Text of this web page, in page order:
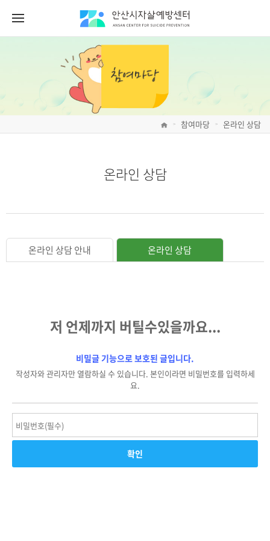
> 참여마당 > 온라인 상담
온라인 상담
온라인 상담 안내 온라인 상담
저 언제까지 버틸수있을까요...
비밀글 기능으로 보호된 글입니다.
작성자와 관리자만 열람하실 수 있습니다. 본인이라면 비밀번호를 입력하세
요.